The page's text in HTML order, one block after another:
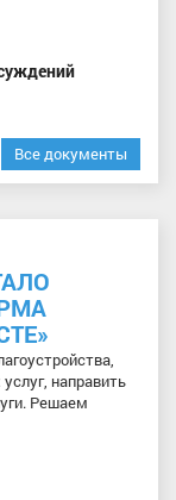
Все документы
направить
Решаем